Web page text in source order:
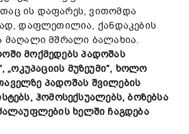
ის დაფარეს, ვითომდა
დაფლეთილია, ქანდაკების
მაღალი მშრალი ბალახია.
მოქმედებს პადოშას
„ოკუპაციის მუზეუმი“, ხოლო
პადოშას შვილების
, ჰომოსექსუალებს,ბოზებსა
ხელში ჩაგდება